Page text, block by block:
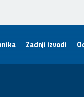
Zadnji izvodi